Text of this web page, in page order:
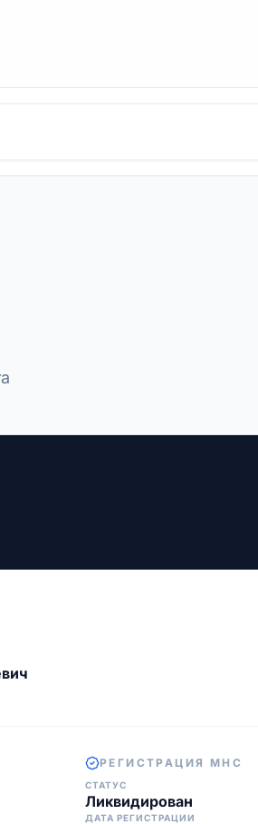
РЕГИСТРАЦИЯ МНС
СТАТУС
Ликвидирован
ДАТА РЕГИСТРАЦИИ